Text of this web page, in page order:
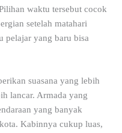
waktu tersebut cocok
setelah matahari
pelajar yang baru bisa
suasana yang lebih
lancar. Armada yang
yang banyak
Kabinnya cukup luas,